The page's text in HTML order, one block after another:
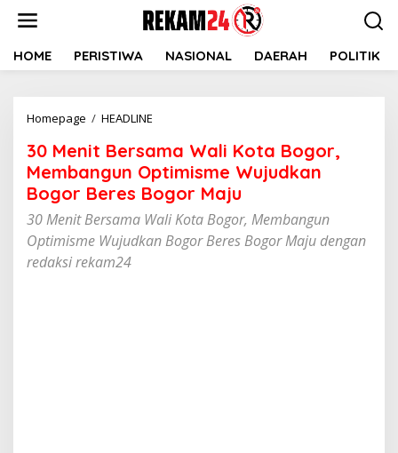
HOME PERISTIWA NASIONAL DAERAH POLITIK
Homepage / HEADLINE
Bersama
Wali
Kota
Bogor,
Membangun
Optimisme
Wujudkan
30 Menit Bersama Wali Kota Bogor,
Membangun Optimisme Wujudkan
Bogor Beres Bogor Maju
30 Menit Bersama Wali Kota Bogor, Membangun
Optimisme Wujudkan Bogor Beres Bogor Maju dengan
redaksi rekam24